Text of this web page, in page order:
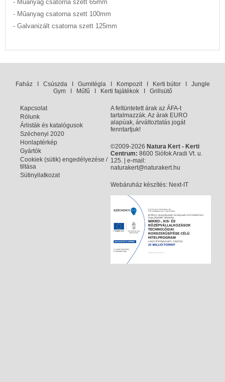
- Műanyag csatorna szett 65mm
- Műanyag csatorna szett 100mm
- Galvanizált csatorna szett 125mm
FaházI CsúszdaI GumitéglaI KompozitI Kerti bútorI Jungle
GymI Műfű Kerti fajátékokI Grillsütő
Kapcsolat
Rólunk
Árlisták és katalógusok
Széchenyi 2020
Honlaptérkép
Gyártók
Cookiek (sütik) engedélyezése /
tiltása
Sütinyilatkozat
A feltüntetett árak az ÁFA-t
tartalmazzák. Az árak EURO
alapúak, árváltoztatás jogát
fenntartjuk!
©2009-2026 Natura Kert - Kerti
Centrum: 8600 Siófok Aradi Vt. u.
125. | e-mail:
naturakert@naturakert.hu
Webáruház készítés: Next-IT